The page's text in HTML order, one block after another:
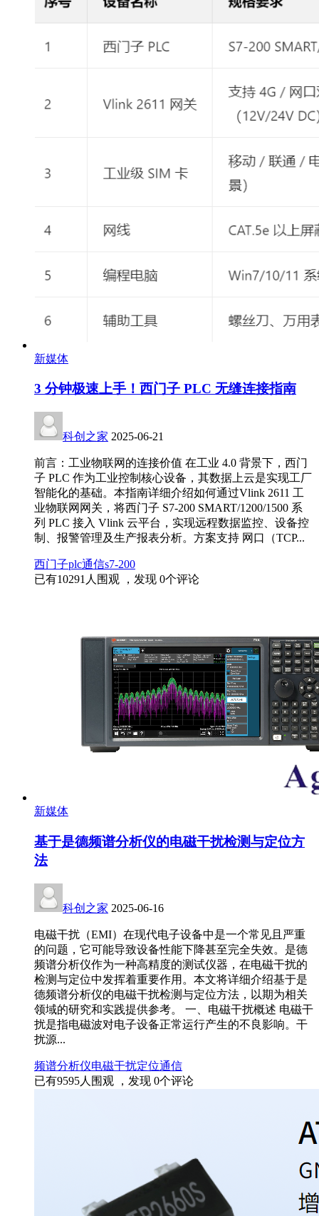
新媒体
3 分钟极速上手！西门子 PLC 无缝连接指南
科创之家 2025-06-21
前言：工业物联网的连接价值 在工业 4.0 背景下，西门
子 PLC 作为工业控制核心设备，其数据上云是实现工厂
智能化的基础。本指南详细介绍如何通过Vlink 2611 工
业物联网网关，将西门子 S7-200 SMART/1200/1500 系
列 PLC 接入 Vlink 云平台，实现远程数据监控、设备控
制、报警管理及生产报表分析。方案支持 网口（TCP...
西门子plc通信s7-200
已有10291 人围观 ，发现 0个评论
新媒体
基于是德频谱分析仪的电磁干扰检测与定位方
法
科创之家 2025-06-16
电磁干扰（EMI）在现代电子设备中是一个常见且严重
的问题，它可能导致设备性能下降甚至完全失效。是德
频谱分析仪作为一种高精度的测试仪器，在电磁干扰的
检测与定位中发挥着重要作用。本文将详细介绍基于是
德频谱分析仪的电磁干扰检测与定位方法，以期为相关
领域的研究和实践提供参考。 一、电磁干扰概述 电磁干
扰是指电磁波对电子设备正常运行产生的不良影响。干
扰源...
频谱分析仪电磁干扰定位通信
已有9595人围观 ，发现 0个评论